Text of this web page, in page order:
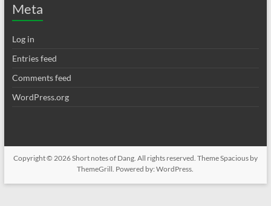
Meta
Log in
Entries feed
Comments feed
WordPress.org
Copyright © 2026Short notes of Dang. All rights reserved. ThemeSpaciousby
ThemeGrill. Powered by:WordPress.